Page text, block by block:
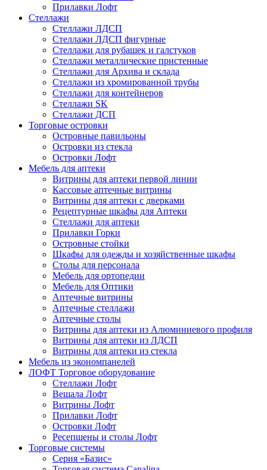
Прилавки Лофт
Стеллажи
Стеллажи ЛДСП
Стеллажи ЛДСП фигурные
Стеллажи для рубашек и галстуков
Стеллажи металлические пристенные
Стеллажи для Архива и склада
Стеллажи из хромированной трубы
Стеллажи для контейнеров
Стеллажи SK
Стеллажи ДСП
Торговые островки
Островные павильоны
Островки из стекла
Островки Лофт
Мебель для аптеки
Витрины для аптеки первой линии
Кассовые аптечные витрины
Витрины для аптеки с дверками
Рецептурные шкафы для Аптеки
Стеллажи для аптеки
Прилавки Горки
Островные стойки
Шкафы для одежды и хозяйственные шкафы
Столы для персонала
Мебель для ортопедии
Мебель для Оптики
Аптечные витрины
Аптечные стеллажи
Аптечные столы
Витрины для аптеки из Алюминиевого профиля
Витрины для аптеки из ЛДСП
Витрины для аптеки из стекла
Мебель из экономпанелей
ЛОФТ Торговое оборудование
Стеллажи Лофт
Вешала Лофт
Витрины Лофт
Прилавки Лофт
Островки Лофт
Ресепшены и столы Лофт
Торговые системы
Серия «Базис»